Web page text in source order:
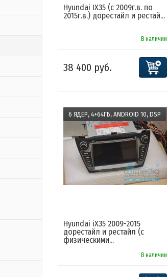
Hyundai IX35 (с 2009г.в. по
2015г.в.) дорестайл и рестай...
В наличии
38 400 руб.
6 ЯДЕР, 4+64ГБ, ANDROID 10, DSP
Hyundai iX35 2009-2015
дорестайл и рестайл (с
физическими...
В наличии